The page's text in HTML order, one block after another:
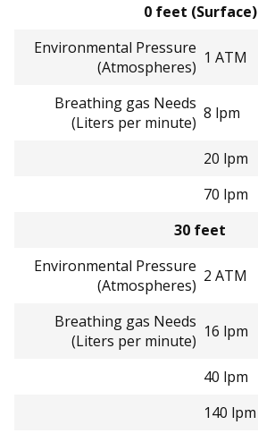
0 feet (Surface)
Environmental Pressure
(Atmospheres) 1 ATM
Breathing gas Needs
(Liters per minute) 8 lpm
20 lpm
70 lpm
30 feet
Environmental Pressure
(Atmospheres) 2 ATM
Breathing gas Needs
(Liters per minute) 16 lpm
40 lpm
140 lpm